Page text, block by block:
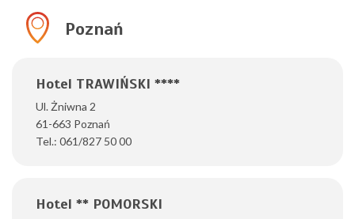
Poznań
Hotel TRAWIŃSKI ****
Ul. Żniwna 2
61-663 Poznań
Tel.: 061/827 50 00
Hotel ** POMORSKI